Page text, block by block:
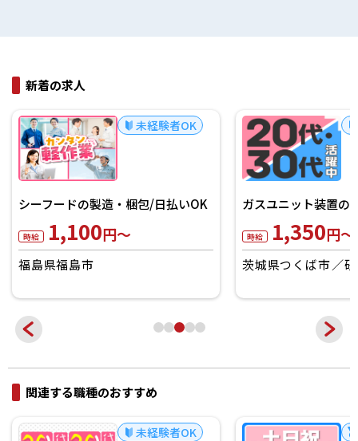
新着の求人
未経験者OK
シーフードの製造・梱包/日払いOK
時給 1,100円～
福島県福島市
ガスユニット装置の
時給 1,350円～
茨城県つくば市
関連する職種のおすすめ
未経験者OK